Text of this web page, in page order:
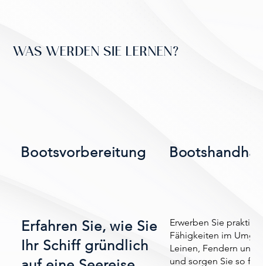
WAS WERDEN SIE LERNEN?
Bootsvorbereitung
Erfahren Sie, wie Sie
Ihr Schiff gründlich
Erwerben Sie
Fähigkeiten im
Leinen, Fendern und
und sorgen Sie so für